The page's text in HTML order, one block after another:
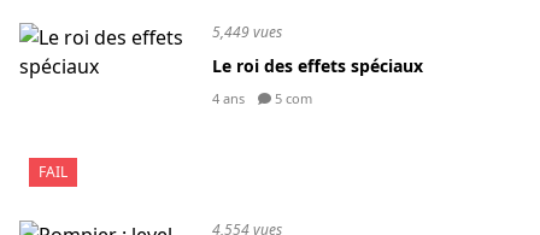
FAIL
5,449 vues
Le roi des effets spéciaux
4 ans 5 com
4,554 vues